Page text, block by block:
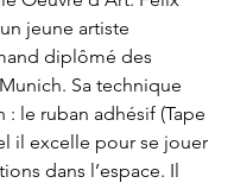
jeune artiste
diplômé des
Sa technique
le ruban adhésif (Tape
il excelle pour se jouer
dans l’espace. Il